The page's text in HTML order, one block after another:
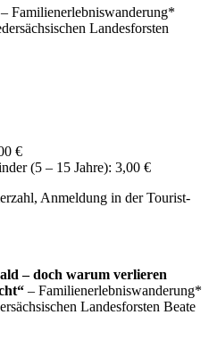
– Familienerlebniswanderung*
Landesforsten
€
(5 – 15 Jahre): 3,00 €
Anmeldung in der Tourist-
– doch warum verlieren
– Familienerlebniswanderung*
Landesforsten Beate